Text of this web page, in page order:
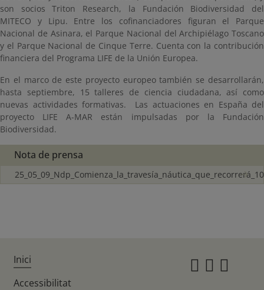
son socios Triton Research, la Fundación Biodiversidad del
MITECO y Lipu. Entre los cofinanciadores figuran el Parque
Nacional de Asinara, el Parque Nacional del Archipiélago Toscano
y el Parque Nacional de Cinque Terre. Cuenta con la contribución
financiera del Programa LIFE de la Unión Europea.
En el marco de este proyecto europeo también se desarrollarán,
hasta septiembre, 15 talleres de ciencia ciudadana, así como
nuevas actividades formativas. Las actuaciones en España del
proyecto LIFE A-MAR están impulsadas por la Fundación
Biodiversidad.
Nota de prensa
Inici
Accessibilitat